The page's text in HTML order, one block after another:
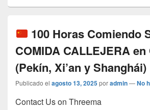
100 Horas Comiendo
COMIDA CALLEJERA
(Pekín, Xi’an y Shanghái)
Publicado el agosto 13, 2025poradmin—No
Contact Us on Threema